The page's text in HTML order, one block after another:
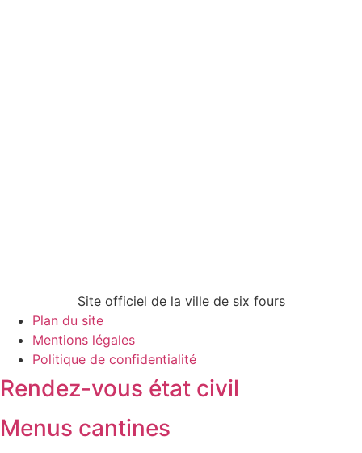
Site officiel de la ville de six fours
Plan du site
Mentions légales
Politique de confidentialité
Rendez-vous état civil
Menus cantines